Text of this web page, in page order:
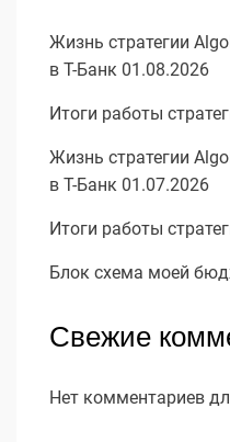
Жизнь стратегии
в Т-Банк 01.08.2026
Итоги работы
Жизнь стратегии
в Т-Банк 01.07.2026
Итоги работы
Блок схема моей
Свежие
Нет комментариев